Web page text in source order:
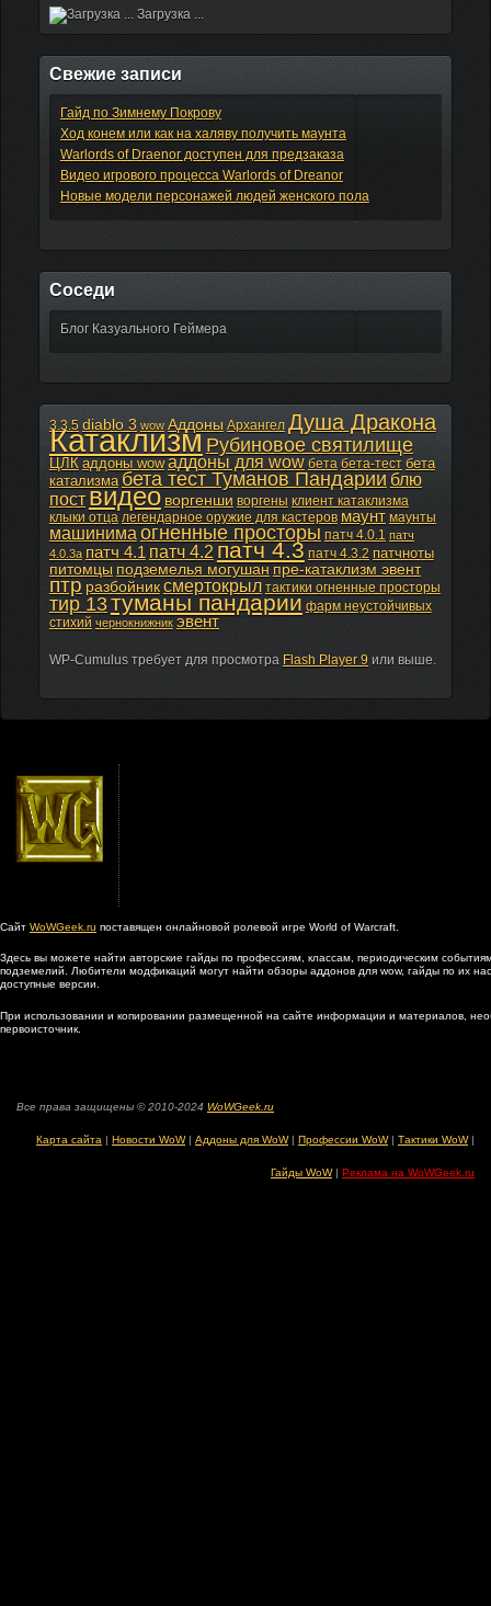
Загрузка ...
Свежие записи
Гайд по Зимнему Покрову
Ход конем или как на халяву получить маунта
Warlords of Draenor доступен для предзаказа
Видео игрового процесса Warlords of Dreanor
Новые модели персонажей людей женского пола
Соседи
Блог Казуального Геймера
3.3.5 diablo 3 wow Аддоны Архангел Душа Дракона
Катаклизм Рубиновое святилище
ЦЛК аддоны wow аддоны для wow бета бета-тест бета
катализма бета тест Туманов Пандарии блю
поствидео воргенши воргены клиент катаклизма
клыки отца легендарное оружие для кастеров маунт маунты
машинима огненные просторы патч 4.0.1 патч
4.0.3а патч 4.1 патч 4.2 патч 4.3 патч 4.3.2 патчноты
питомцы подземелья могушанпре-катаклизм эвент
птр разбойниксмертокрыл тактики огненные просторы
тир 13туманы пандарии фарм неустойчивых
стихий чернокнижник эвент
WP-Cumulus требует для просмотра Flash Player 9 или выше.
Сайт WoWGeek.ru поставящен онлайновой ролевой игре World of Warcraft.
Здесь вы можете найти авторские гайды по профессиям, классам, периодическим
подземелий. Любители модфикаций могут найти обзоры аддонов для wow, гайды по их
доступные версии.
При использовании и копировании размещенной на сайте информации и материалов,
первоисточник.
Все права защищены © 2010-2024 WoWGeek.ru
Карта сайта | Новости WoW| Аддоны для WoW| Профессии WoW| Тактики WoW|
Гайды WoW| Реклама на WoWGeek.ru